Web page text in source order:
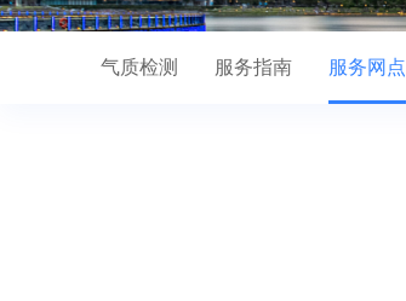
气质检测 服务指南 服务网点